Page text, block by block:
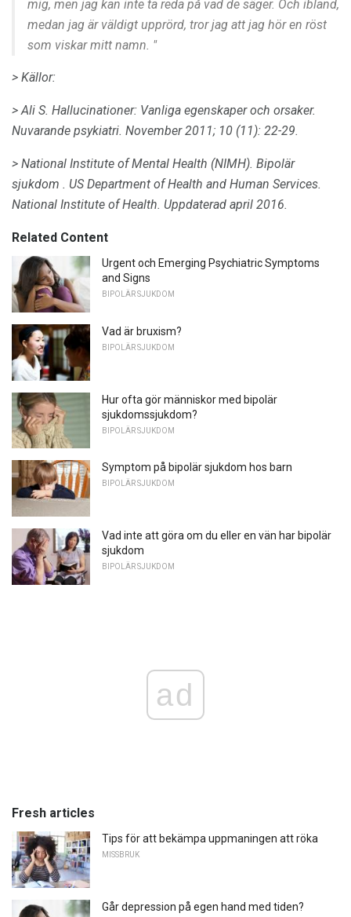
mig, men jag kan inte ta reda på vad de säger. Och ibland,
medan jag är väldigt upprörd, tror jag att jag hör en röst
som viskar mitt namn. "
> Källor:
> Ali S. Hallucinationer: Vanliga egenskaper och orsaker.
Nuvarande psykiatri. November 2011; 10 (11): 22-29.
> National Institute of Mental Health (NIMH). Bipolär
sjukdom . US Department of Health and Human Services.
National Institute of Health. Uppdaterad april 2016.
Related Content
Urgent och Emerging Psychiatric Symptoms
and Signs
BIPOLÄR SJUKDOM
Vad är bruxism?
BIPOLÄR SJUKDOM
Hur ofta gör människor med bipolär
sjukdomssjukdom?
BIPOLÄR SJUKDOM
Symptom på bipolär sjukdom hos barn
BIPOLÄR SJUKDOM
Vad inte att göra om du eller en vän har bipolär
sjukdom
BIPOLÄR SJUKDOM
ad
Fresh articles
Tips för att bekämpa uppmaningen att röka
MISSBRUK
Går depression på egen hand med tiden?